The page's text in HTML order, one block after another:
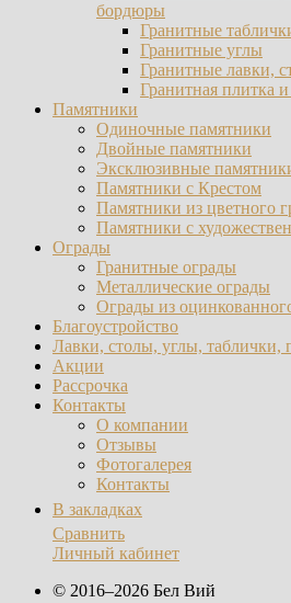
бордюры
Гранитные
Гранитные углы
Гранитные лавки,
Гранитная плитка
Памятники
Одиночные памятники
Двойные памятники
Эксклюзивные
Памятники с Крестом
Памятники из цветного
Памятники с
Ограды
Гранитные ограды
Металлические ограды
Ограды из
Благоустройство
Лавки, столы, углы, таблички,
Акции
Рассрочка
Контакты
О компании
Отзывы
Фотогалерея
Контакты
В закладках
Сравнить
Личный кабинет
© 2016–2026 Бел Вий